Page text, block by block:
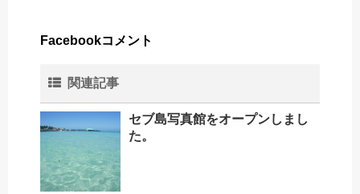
Facebookコメント
関連記事
セブ島写真館をオープンしまし
た。